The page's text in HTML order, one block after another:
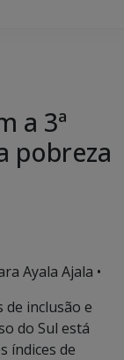
a 3ª
pobreza
Ayala Ajala •
inclusão e
do Sul está
índices de